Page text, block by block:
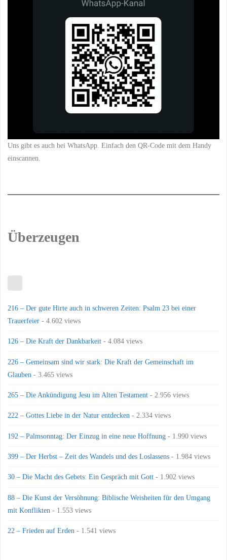
Uns gibt es auch bei WhatsApp. Einfach den QR-Code mit dem Handy
einscannen.
Überzeugen
216 – Der gute Hirte auch in schweren Zeiten: Psalm 23 bei einer
Trauerfeier - 4.602 views
126 – Die Kraft der Dankbarkeit - 4.084 views
226 – Gemeinsam sind wir stark: Die Kraft der Gemeinschaft im
Glauben - 3.465 views
265 – Die Ankündigung Jesu im Alten Testament - 2.956 views
222 – Gottes Liebe in der Natur entdecken - 2.334 views
192 – Palmsonntag: Der Einzug in eine neue Hoffnung - 1.990 views
399 – Der Herbst – Zeit des Wandels und des Loslassens - 1.984 views
30 – Die Macht des Gebets: Ein Gespräch mit Gott - 1.902 views
88 – Die Kunst der Versöhnung: Biblische Weisheiten für den Umgang
mit Konflikten - 1.553 views
22 – Frieden auf Erden - 1.541 views